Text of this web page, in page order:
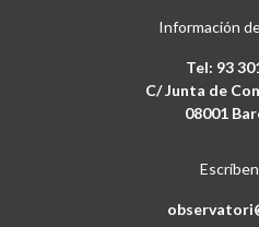
Información
Tel: 93
C/ Junta de
08001